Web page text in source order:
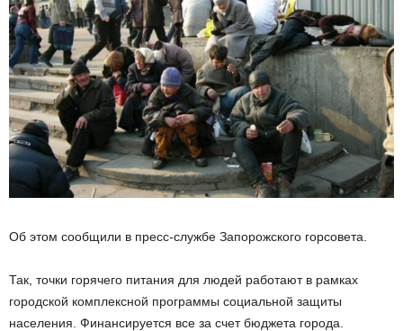
Об этом сообщили в пресс-службе Запорожского горсовета.
Так, точки горячего питания для людей работают в рамках
городской комплексной программы социальной защиты
населения. Финансируется все за счет бюджета города.